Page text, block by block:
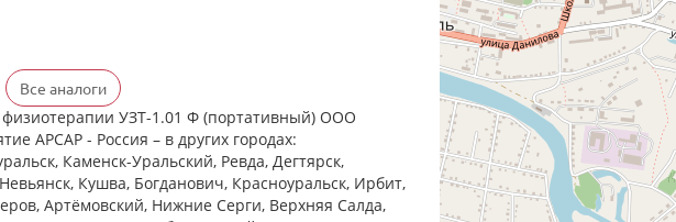
Все аналоги
физиотерапии УЗТ-1.01 Ф (портативный) ООО
АРСАР - Россия – в других городах:
Каменск-Уральский, Ревда, Дегтярск,
Кушва, Богданович, Красноуральск, Ирбит,
Артёмовский, Нижние Cерги, Верхняя Салда,